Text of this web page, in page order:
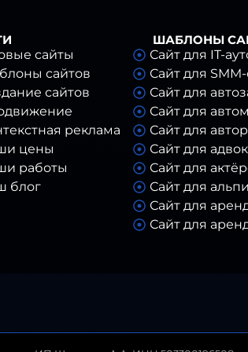
для Вашего
конфигурации.В
где CMS требует
и
модули: формы
медиа-галереи и
типовым.
сайты
сайтов
сайтов
реклама
цены
работы
блог
ШАБЛОНЫ
Сайт для IT-
Сайт для
Сайт для
Сайт для
Сайт для
Сайт для
Сайт для
Сайт для
Сайт для
Сайт для
Сайт для